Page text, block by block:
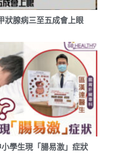
狀腺病三至五成會上眼
學生現「腸易激」症狀